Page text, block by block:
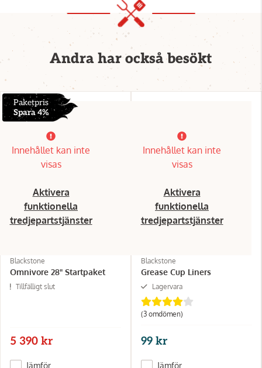
Andra har också besökt
Paketpris
Spara 4%
Innehållet kan inte
visas
Aktivera
funktionella
tredjepartstjänster
Blackstone
Omnivore 28" Startpaket
Tillfälligt slut
5 390 kr
Jämför
Innehållet kan inte
visas
Aktivera
funktionella
tredjepartstjänster
Blackstone
Grease Cup Liners
Lagervara
(3 omdömen)
99 kr
Jämför